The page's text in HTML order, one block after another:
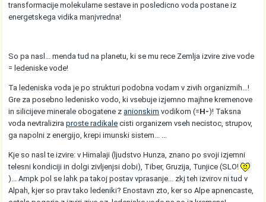
transformacije molekularne sestave in posledicno voda postane iz
energetskega vidika manjvredna!
So pa nasl... menda tud na planetu, ki se mu rece Zemlja izvire zive vode
= ledeniske vode!
Ta ledeniska voda je po strukturi podobna vodam v zivih organizmih...!
Gre za posebno ledenisko vodo, ki vsebuje izjemno majhne kremenove
in silicijeve minerale obogatene z anionskim vodikom (=H-)! Taksna
voda nevtraliziraproste radikale cisti organizem vseh necistoc, strupov,
ga napolni z energijo, krepi imunski sistem... ...
Kje so nasl te izvire: v Himalaji (ljudstvo Hunza, znano po svoji izjemni
telesni kondiciji in dolgi zivljenjsi dobi), Tiber, Gruzija, Tunjice (SLO!
)... Ampk pol se lahk pa takoj postav vprasanje... zkj teh izvirov ni tud v
Alpah, kjer so prav tako ledeniki? Enostavn zto, ker so Alpe apnencaste,